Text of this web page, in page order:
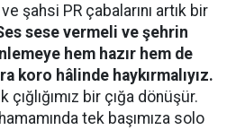
şahsi PR çabalarını artık bir
sese vermeli ve şehrin
hem hazır hem de
koro hâlinde haykırmalıyız.
çığlığımız bir çığa dönüşür.
tek başımıza solo